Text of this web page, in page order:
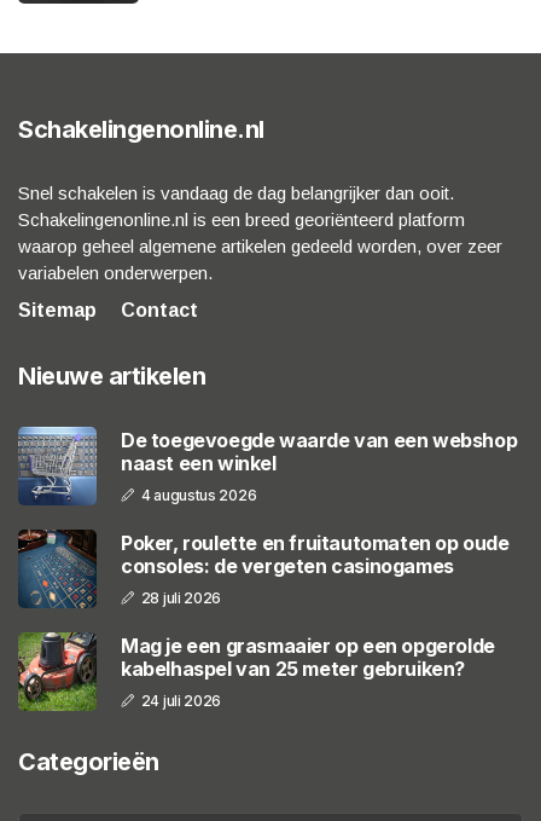
Schakelingenonline.nl
Snel schakelen is vandaag de dag belangrijker dan ooit.
Schakelingenonline.nl is een breed georiënteerd platform
waarop geheel algemene artikelen gedeeld worden, over zeer
variabelen onderwerpen.
Sitemap
Contact
Nieuwe artikelen
De toegevoegde waarde van een webshop
naast een winkel
4 augustus 2026
Poker, roulette en fruitautomaten op oude
consoles: de vergeten casinogames
28 juli 2026
Mag je een grasmaaier op een opgerolde
kabelhaspel van 25 meter gebruiken?
24 juli 2026
Categorieën